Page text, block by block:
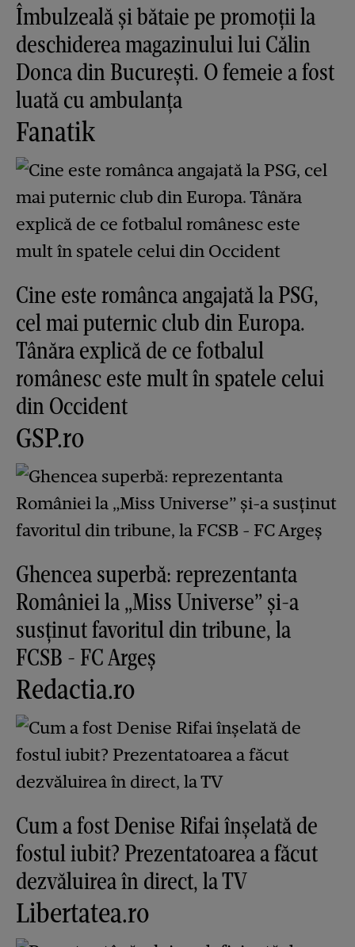
Îmbulzeală și bătaie pe promoții la
deschiderea magazinului lui Călin
Donca din București. O femeie a fost
luată cu ambulanța
Fanatik
Cine este românca angajată la PSG,
cel mai puternic club din Europa.
Tânăra explică de ce fotbalul
românesc este mult în spatele celui
din Occident
GSP.ro
Ghencea superbă: reprezentanta
României la „Miss Universe” și-a
susținut favoritul din tribune, la
FCSB - FC Argeș
Redactia.ro
Cum a fost Denise Rifai înșelată de
fostul iubit? Prezentatoarea a făcut
dezvăluirea în direct, la TV
Libertatea.ro